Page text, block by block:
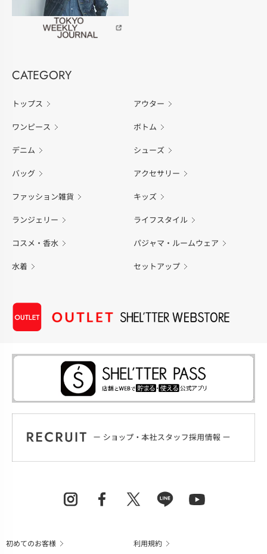
CATEGORY
トップス アウター
ワンピース ボトム
デニム シューズ
バッグ アクセサリー
ファッション雑貨 キッズ
ランジェリー ライフスタイル
コスメ・香水 パジャマ・ルームウェア
水着 セットアップ
初めてのお客様 利用規約